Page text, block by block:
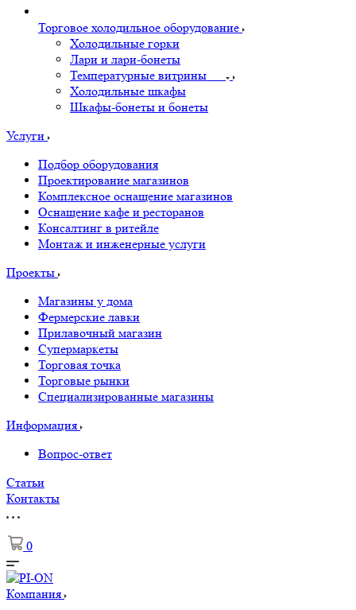
Торговое холодильное оборудование
Холодильные горки
Лари и лари-бонеты
Температурные витрины
Холодильные шкафы
Шкафы-бонеты и бонеты
Услуги
Подбор оборудования
Проектирование магазинов
Комплексное оснащение магазинов
Оснащение кафе и ресторанов
Консалтинг в ритейле
Монтаж и инженерные услуги
Проекты
Магазины у дома
Фермерские лавки
Прилавочный магазин
Супермаркеты
Торговая точка
Торговые рынки
Специализированные магазины
Информация
Вопрос-ответ
Статьи
Контакты
0
Компания